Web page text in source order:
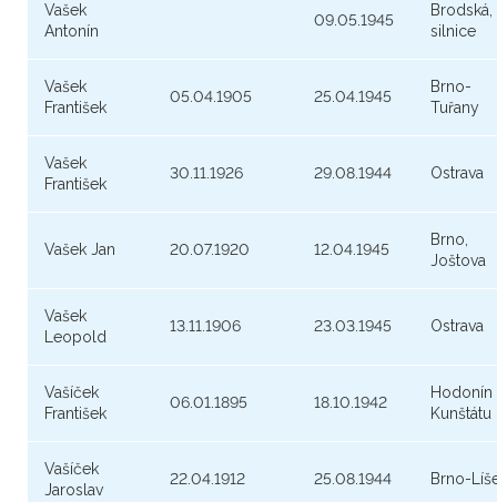
Vašek
Antonín
09.05.1945
Brodská,
silnice
Vašek
František
05.04.1905 25.04.1945
Brno-
Tuřany
Vašek
František
30.11.1926 29.08.1944 Ostrava
Vašek Jan 20.07.1920 12.04.1945
Brno,
Joštova
Vašek
Leopold
13.11.1906 23.03.1945 Ostrava
Vašíček
František
06.01.1895 18.10.1942
Hodonín
Kunštátu
Vašíček
Jaroslav
22.04.1912 25.08.1944 Brno-